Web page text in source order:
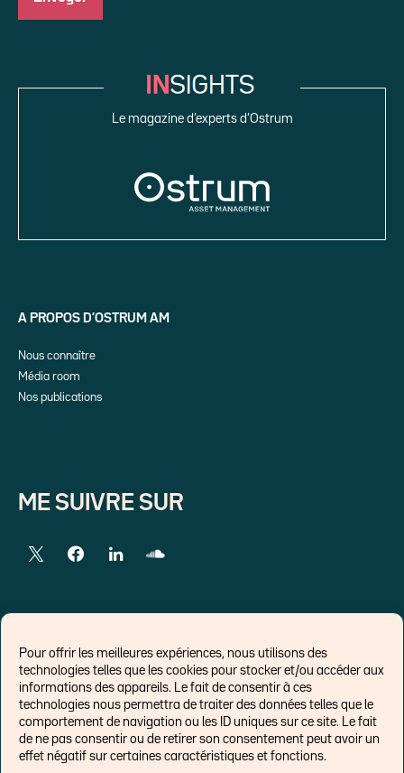
Pour offrir les meilleures expériences, nous utilisons des
technologies telles que les cookies pour stocker et/ou accéder aux
informations des appareils. Le fait de consentir à ces
technologies nous permettra de traiter des données telles que le
comportement de navigation ou les ID uniques sur ce site. Le fait
de ne pas consentir ou de retirer son consentement peut avoir un
effet négatif sur certaines caractéristiques et fonctions.
Le magazine d’experts d’Ostrum
A PROPOS D’OSTRUM AM
Nous connaître
Média room
Nos publications
ME SUIVRE SUR
LIENS EXTERNES
Chroniques pour Forbes
Economistes
Think tank